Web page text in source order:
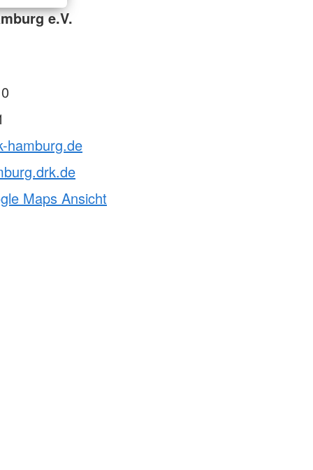
e.V.
hamburg.de
Maps Ansicht